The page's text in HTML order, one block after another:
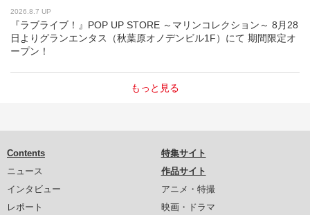
2026.8.7 UP
『ラブライブ！』POP UP STORE ～マリンコレクション～ 8月28
日よりグランエンタス（秋葉原オノデンビル1F）にて 期間限定オ
ープン！
もっと見る
Contents
ニュース
インタビュー
レポート
特集サイト
作品サイト
アニメ・特撮
映画・ドラマ